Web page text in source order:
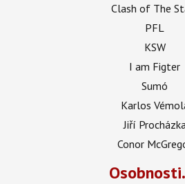
Clash of The
PFL
KSW
I am Figter
Sumó
Karlos
Jiří Procházka
Conor